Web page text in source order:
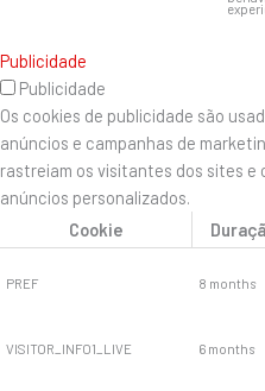
Publicidade
Publicidade
Os cookies de publicidade são
anúncios e campanhas de
rastreiam os visitantes dos sites
anúncios personalizados.
Cookie
PREF 8 months
VISITOR_INFO1_LIVE 6 months